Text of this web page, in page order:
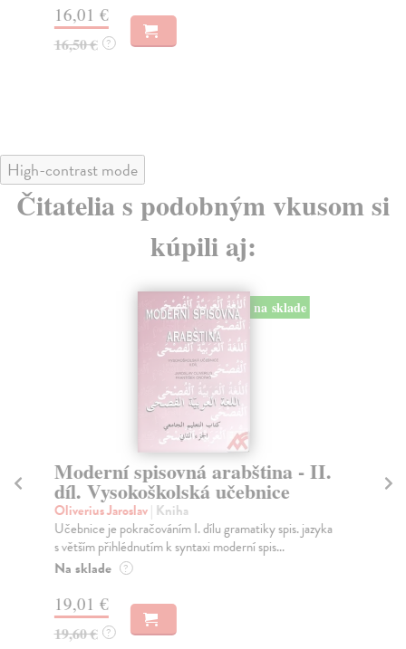
16,01 €
16,50 € ?
High-contrast mode
Čitatelia s podobným vkusom si
kúpili aj:
na sklade
Moderní spisovná arabština - II.
díl. Vysokoškolská učebnice
Oliverius Jaroslav| Kniha
Učebnice je pokračováním I. dílu gramatiky spis. jazyka
s větším přihlédnutím k syntaxi moderní spis...
Na sklade ?
19,01 €
19,60 € ?